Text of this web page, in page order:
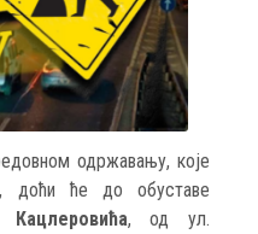
одржавању, које
доћи ће до обуставе
, од ул.